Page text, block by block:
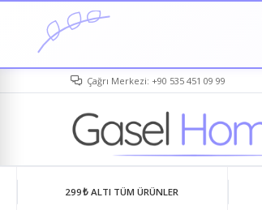
Çağrı Merkezi: +90 535 451 09 99
299₺ ALTI TÜM ÜRÜNLER